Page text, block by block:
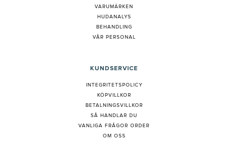
VARUMÄRKEN
HUDANALYS
BEHANDLING
VÅR PERSONAL
KUNDSERVICE
INTEGRITETSPOLICY
KÖPVILLKOR
BETALNINGSVILLKOR
SÅ HANDLAR DU
VANLIGA FRÅGOR ORDER
OM OSS